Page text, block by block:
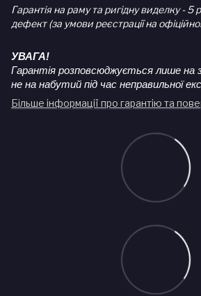
Гарантія на раму та ригідну виделку - 5
дефект (за умови реєстрації на
УВАГА!
Гарантія розповсюджується лише на
не на набутий під час неправильної
Більше інформації про гарантію та